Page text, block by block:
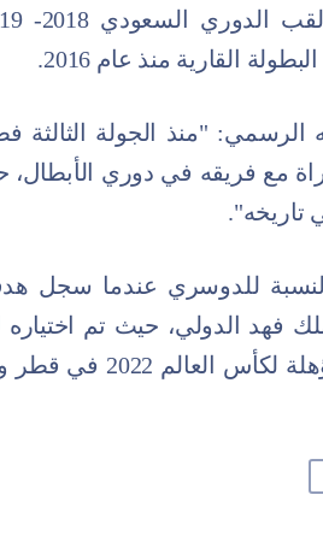
القارية منذ عام 2016.
الرسمي: "منذ الجولة الثالثة
مع فريقه في دوري الأبطال،
تاريخه".
للدوسري عندما سجل
فهد الدولي، حيث تم اختياره